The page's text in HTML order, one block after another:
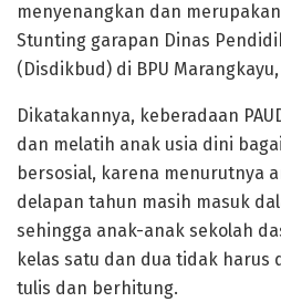
menyenangkan dan
Stunting garapan Dinas
(Disdikbud) di BPU
Dikatakannya, keberadaan
dan melatih anak usia dini
bersosial, karena menurutnya
delapan tahun masih masuk
sehingga anak-anak sekolah
kelas satu dan dua tidak harus
tulis dan berhitung.